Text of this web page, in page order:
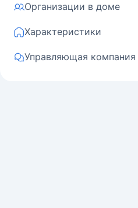
Организации в доме
Характеристики
Управляющая компания